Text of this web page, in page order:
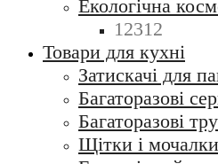
Екологічна
12312
Товари для кухні
Затискачі для
Багаторазові
Багаторазові
Щітки і